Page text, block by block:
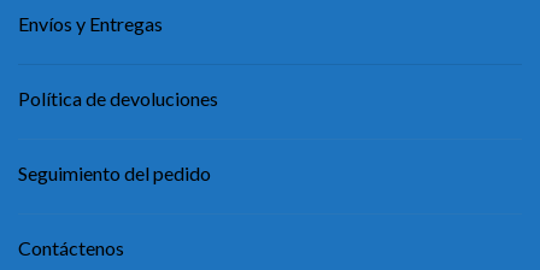
Envíos y Entregas
Política de devoluciones
Seguimiento del pedido
Contáctenos